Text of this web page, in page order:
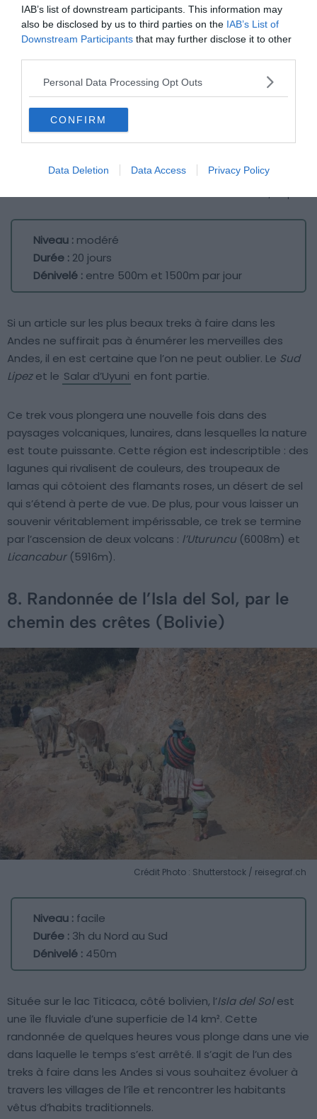
IAB’s list of downstream participants. This information may
also be disclosed by us to third parties on the IAB’s List of
Downstream Participants that may further disclose it to other
Personal Data Processing Opt Outs
CONFIRM
Data Deletion Data Access Privacy Policy
Niveau : modéré
Durée : 20 jours
Dénivelé : entre 500m et 1500m par jour
Si un article sur les plus beaux treks à faire dans les
Andes ne suffirait pas à énumérer les merveilles des
Andes, il en est certaine que l’on ne peut oublier. Le Sud
Lipezet le Salar d’Uyuni en font partie.
Ce trek vous plongera une nouvelle fois dans des
paysages volcaniques, lunaires, dans lesquelles la nature
est toute puissante. Cette région est indescriptible : des
lagunes qui rivalisent de couleurs, des troupeaux de
lamas qui côtoient des flamants roses, un désert de sel
qui s’étend à perte de vue. De plus, pour vous laisser un
souvenir véritablement impérissable, ce trek se termine
par l’ascension de deux volcans : l’Uturuncu (6008m) et
Licancabur (5916m).
8. Randonnée de l’Isla del Sol, par le
chemin des crêtes (Bolivie)
Crédit Photo : Shutterstock / reisegraf.ch
Niveau : facile
Durée : 3h du Nord au Sud
Dénivelé : 450m
Située sur le lac Titicaca, côté bolivien, l’Isla del Solest
une île fluviale d’une superficie de 14 km². Cette
randonnée de quelques heures vous plonge dans une vie
dans laquelle le temps s’est arrêté. Il s’agit de l’un des
treks à faire dans les Andes si vous souhaitez évoluer à
travers les villages de l’île et rencontrer les habitants
vêtus d’habits traditionnels.